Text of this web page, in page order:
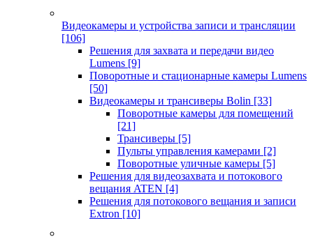
Видеокамеры и устройства записи и трансляции
[106]
Решения для захвата и передачи видео
Lumens [9]
Поворотные и стационарные камеры Lumens
[50]
Видеокамеры и трансиверы Bolin [33]
Поворотные камеры для помещений
[21]
Трансиверы [5]
Пульты управления камерами [2]
Поворотные уличные камеры [5]
Решения для видеозахвата и потокового
вещания ATEN [4]
Решения для потокового вещания и записи
Extron [10]